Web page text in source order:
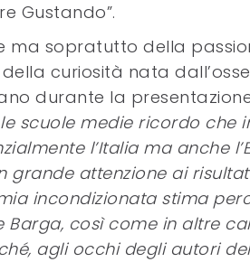
Gustando”.
sopratutto della
curiosità nata
durante la
scuole medie ricordo che
l’Italia ma anche
grande attenzione ai
incondizionata stima
così come in altre
agli occhi degli autori